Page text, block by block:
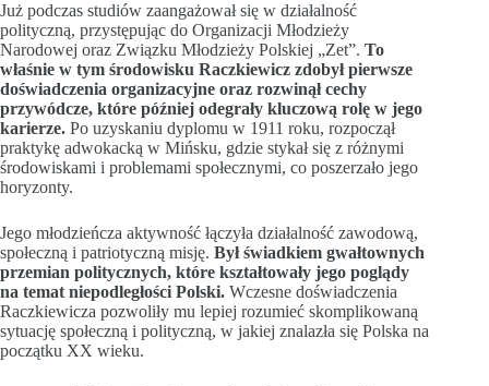
Już podczas studiów zaangażował się w działalność
polityczną, przystępując do Organizacji Młodzieży
Narodowej oraz Związku Młodzieży Polskiej „Zet”. To
właśnie w tym środowisku Raczkiewicz zdobył pierwsze
doświadczenia organizacyjne oraz rozwinął cechy
przywódcze, które później odegrały kluczową rolę w jego
karierze. Po uzyskaniu dyplomu w 1911 roku, rozpoczął
praktykę adwokacką w Mińsku, gdzie stykał się z różnymi
środowiskami i problemami społecznymi, co poszerzało jego
horyzonty.
Jego młodzieńcza aktywność łączyła działalność zawodową,
społeczną i patriotyczną misję. Był świadkiem gwałtownych
przemian politycznych, które kształtowały jego poglądy
na temat niepodległości Polski. Wczesne doświadczenia
Raczkiewicza pozwoliły mu lepiej rozumieć skomplikowaną
sytuację społeczną i polityczną, w jakiej znalazła się Polska na
początku XX wieku.